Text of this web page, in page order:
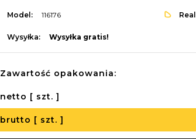
Model: 116176
Wysyłka: Wysyłka gratis!
Zawartość opakowania:
netto [ szt. ]
brutto [ szt. ]